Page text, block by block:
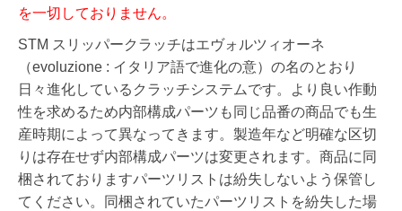
を一切しておりません。
STM スリッパークラッチはエヴォルツィオーネ
（evoluzione : イタリア語で進化の意）の名のとおり
日々進化しているクラッチシステムです。より良い作動
性を求めるため内部構成パーツも同じ品番の商品でも生
産時期によって異なってきます。製造年など明確な区切
りは存在せず内部構成パーツは変更されます。 商品に同
梱されておりますパーツリストは紛失しないよう保管し
てください。同梱されていたパーツリストを紛失した場